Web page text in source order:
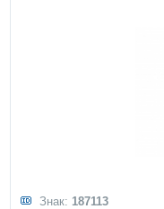
Знак: 187113